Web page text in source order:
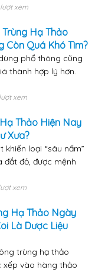
lượt xem
Hạ Thảo
Còn Quá Khó Tìm?
phổ thông cũng
thành hợp lý hơn.
xem
Thảo Hiện Nay
Xưa?
loại “sâu nấm”
đắt đỏ, được mệnh
xem
Hạ Thảo Ngày
Là Dược Liệu
trùng hạ thảo
xếp vào hàng thảo